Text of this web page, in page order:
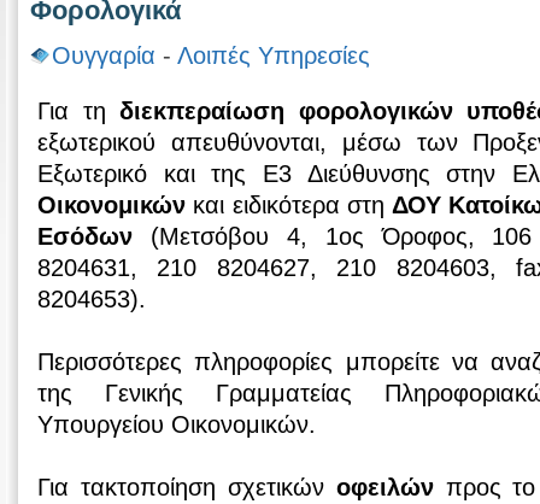
Φορολογικά
Ουγγαρία - Λοιπές Υπηρεσίες
Για τηδιεκπεραίωση φορολογικών
εξωτερικού απευθύνονται, μέσω των
Εξωτερικό και της Ε3 Διεύθυνσης στην
Οικονομικών και ειδικότερα στη ΔΟΥ
Εσόδων (Μετσόβου 4, 1ος Όροφος,
8204631, 210 8204627, 210 8204603,
8204653).
Περισσότερες πληροφορίες μπορείτε να
της Γενικής Γραμματείας
Υπουργείου Οικονομικών.
Για τακτοποίηση σχετικών οφειλώνπρος το